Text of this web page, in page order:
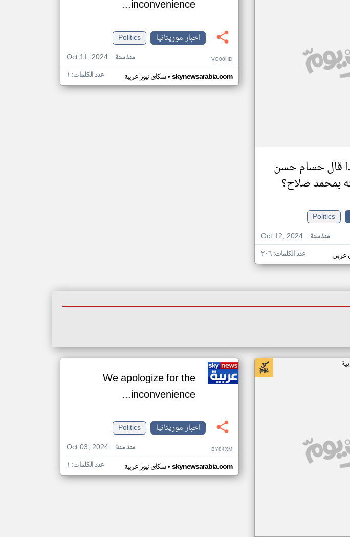
قال حسام حسن
بمحمد صلاح؟
Politics
Oct 12, 2024
منذ سنة
عربي عدد الكلمات: ٢٠٦
inconvenience...
اخبار موريتانيا
Politics
Oct 11, 2024
منذ سنة VG00HD
سكاي نيوز عربية• skynewsarabia.com عدد الكلمات: ١
We apologize for the
inconvenience...
اخبار موريتانيا
Politics
Oct 03, 2024
منذ سنة BY84XM
سكاي نيوز عربية• skynewsarabia.com عدد الكلمات: ١